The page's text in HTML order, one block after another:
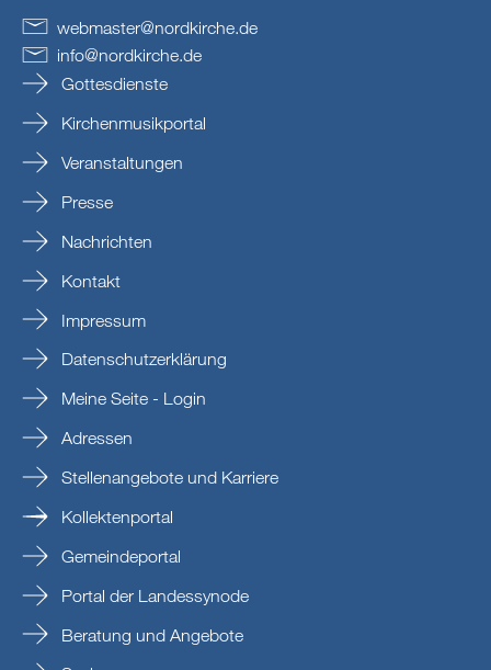
webmaster@nordkirche de
info@nordkirche.de
Gottesdienste
Kirchenmusikportal
Veranstaltungen
Presse
Nachrichten
Kontakt
Impressum
Datenschutzerklärung
Meine Seite - Login
Adressen
Stellenangebote und Karriere
Kollektenportal
Gemeindeportal
Portal der Landessynode
Beratung und Angebote